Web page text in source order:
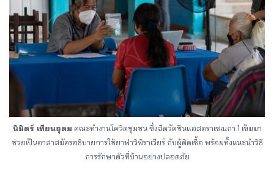
นิมิตร์ เทียนอุดม คณะทำงานโควิดชุมชน ซึ่งฉีดวัคซีนแอสตราเซเนกา 1 เข็มมา
ช่วยเป็นอาสาสมัครอธิบายการใช้ยาฟาวิพิราเวียร์ กับผู้ติดเชื้อ พร้อมทั้งแนะนำวิธี
การรักษาตัวที่บ้านอย่างปลอดภัย